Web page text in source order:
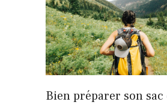
Bien préparer son sac